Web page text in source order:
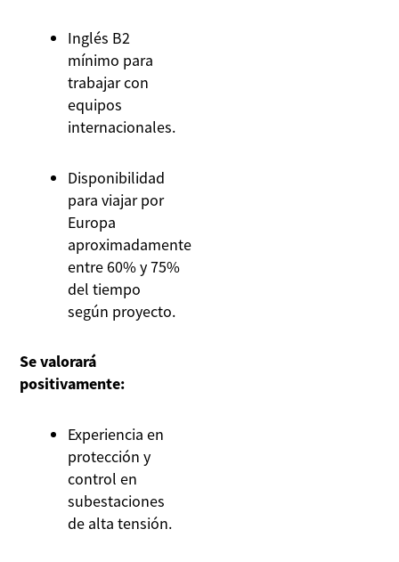
Inglés B2
mínimo para
trabajar con
equipos
internacionales.
Disponibilidad
para viajar por
Europa
aproximadamente
entre 60% y 75%
del tiempo
según proyecto.
Se valorará
positivamente:
Experiencia en
protección y
control en
subestaciones
de alta tensión.